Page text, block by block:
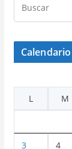
Calendario
L
M
3 4